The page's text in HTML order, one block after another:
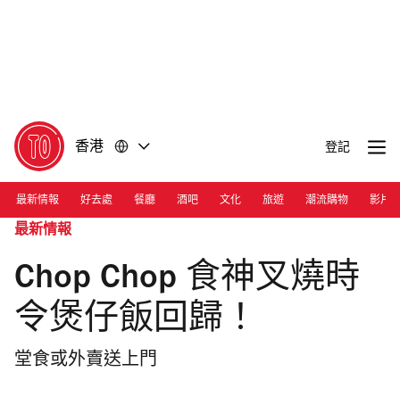
香港 登記
最新情報 好去處 餐廳 酒吧 文化 旅遊 潮流購物 影片
最新情報
Chop Chop 食神叉燒時
令煲仔飯回歸！
堂食或外賣送上門